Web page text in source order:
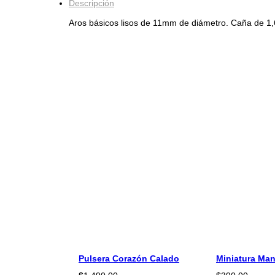
Descripción
Aros básicos lisos de 11mm de diámetro. Caña de
Pulsera Corazón Calado
Miniatura